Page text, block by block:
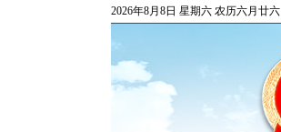
2026年8月8日 星期六 农历六月廿六